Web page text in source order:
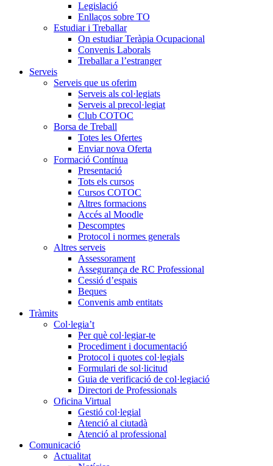
Legislació
Enllaços sobre TO
Estudiar i Treballar
On estudiar Teràpia Ocupacional
Convenis Laborals
Treballar a l’estranger
Serveis
Serveis que us oferim
Serveis als col·legiats
Serveis al precol·legiat
Club COTOC
Borsa de Treball
Totes les Ofertes
Enviar nova Oferta
Formació Contínua
Presentació
Tots els cursos
Cursos COTOC
Altres formacions
Accés al Moodle
Descomptes
Protocol i normes generals
Altres serveis
Assessorament
Assegurança de RC Professional
Cessió d’espais
Beques
Convenis amb entitats
Tràmits
Col·legia’t
Per què col·legiar-te
Procediment i documentació
Protocol i quotes col·legials
Formulari de sol·licitud
Guia de verificació de col·legiació
Directori de Professionals
Oficina Virtual
Gestió col·legial
Atenció al ciutadà
Atenció al professional
Comunicació
Actualitat